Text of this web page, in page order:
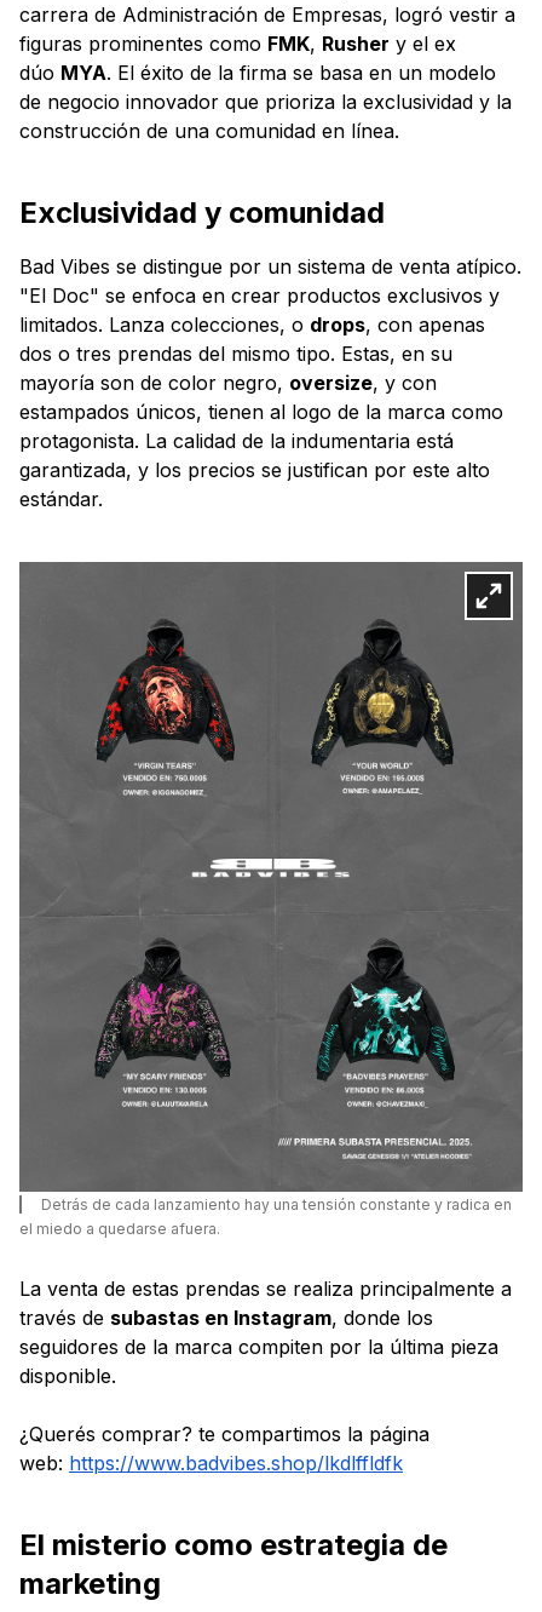
carrera de Administración de Empresas, logró vestir a
figuras prominentes como FMK, Rusher y el ex
dúo MYA. El éxito de la firma se basa en un modelo
de negocio innovador que prioriza la exclusividad y la
construcción de una comunidad en línea.
Exclusividad y comunidad
Bad Vibes se distingue por un sistema de venta atípico.
"El Doc" se enfoca en crear productos exclusivos y
limitados. Lanza colecciones, o drops, con apenas
dos o tres prendas del mismo tipo. Estas, en su
mayoría son de color negro, oversize, y con
estampados únicos, tienen al logo de la marca como
protagonista. La calidad de la indumentaria está
garantizada, y los precios se justifican por este alto
estándar.
Detrás de cada lanzamiento hay una tensión constante y radica en
el miedo a quedarse afuera.
La venta de estas prendas se realiza principalmente a
través de subastas en Instagram, donde los
seguidores de la marca compiten por la última pieza
disponible.
¿Querés comprar? te compartimos la página
web: https://www.badvibes.shop/lkdlffldfk
El misterio como estrategia de
marketing